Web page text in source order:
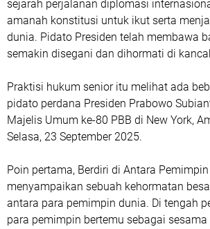
sejarah perjalanan diplomasi
amanah konstitusi untuk ikut serta
dunia. Pidato Presiden telah membawa
semakin disegani dan dihormati di
Praktisi hukum senior itu melihat ada
pidato perdana Presiden Prabowo
Majelis Umum ke-80 PBB di New York,
Selasa, 23 September 2025.
Poin pertama, Berdiri di Antara
menyampaikan sebuah kehormatan
antara para pemimpin dunia. Di tengah
para pemimpin bertemu sebagai